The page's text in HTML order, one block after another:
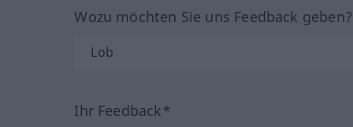
Wozu möchten Sie uns Feedback
Ihr Feedback*